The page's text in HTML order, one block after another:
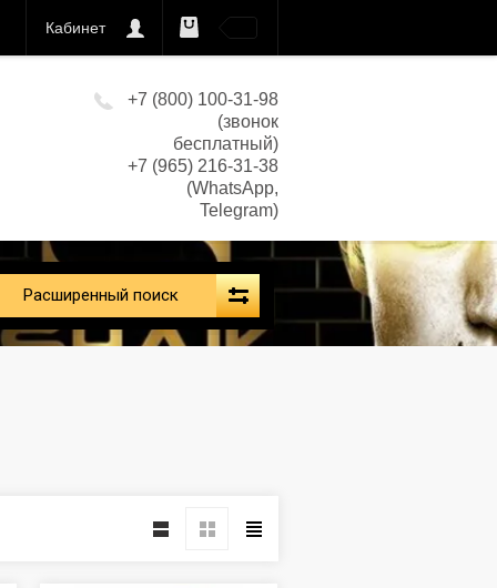
Кабинет
+7 (800) 100-31-98
(звонок
бесплатный)
+7 (965) 216-31-38
(WhatsApp,
Telegram)
Расширенный поиск